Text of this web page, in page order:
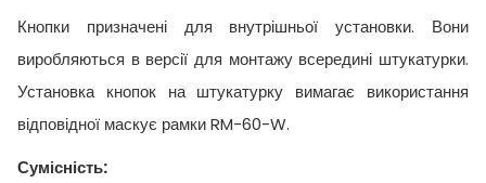
Кнопки призначені для внутрішньої установки. Вони
виробляються в версії для монтажу всередині штукатурки.
Установка кнопок на штукатурку вимагає використання
відповідної маскує рамки RM-60-W.
Сумісність: